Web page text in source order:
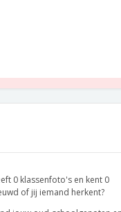
0 klassenfoto's en kent 0
of jij iemand herkent?